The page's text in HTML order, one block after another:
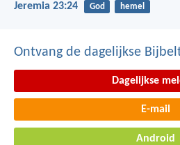
Jeremia 23:24 God hemel
Ontvang de dagelijkse
Dagelijkse
E-mail
Android